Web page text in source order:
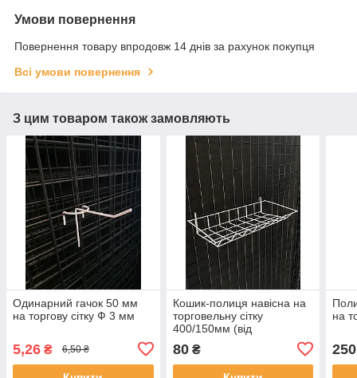
Умови повернення
Повернення товару впродовж 14 днів за рахунок покупця
Всі умови повернення
З цим товаром також замовляють
Одинарний гачок 50 мм
на торгову сітку Ф 3 мм
5,26 ₴ 6,50 ₴
Кошик-полиця навісна на
торговельну сітку
400/150мм (від
80₴
на
250